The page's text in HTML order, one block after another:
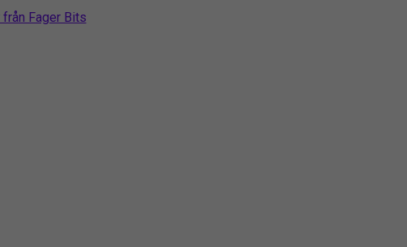
Fager Bits